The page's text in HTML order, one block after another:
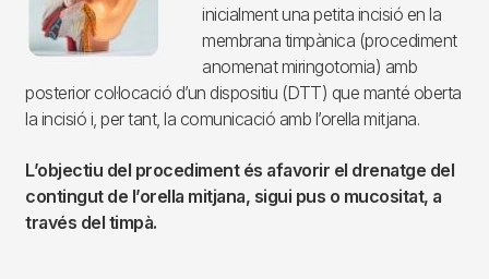
inicialment una petita incisió en la
membrana timpànica (procediment
anomenat miringotomia) amb
posterior col·locació d’un dispositiu (DTT) que manté oberta
la incisió i, per tant, la comunicació amb l’orella mitjana.
L’objectiu del procediment és afavorir el drenatge del
contingut de l’orella mitjana, sigui pus o mucositat, a
través del timpà.